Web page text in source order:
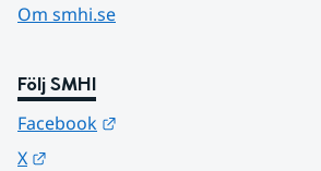
Om smhi.se
Följ SMHI
Facebook
X